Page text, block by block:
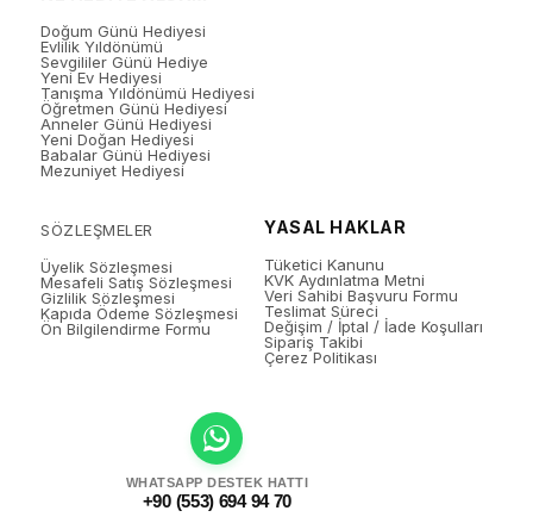
Doğum Günü Hediyesi
Evlilik Yıldönümü
Sevgililer Günü Hediye
Yeni Ev Hediyesi
Tanışma Yıldönümü Hediyesi
Öğretmen Günü Hediyesi
Anneler Günü Hediyesi
Yeni Doğan Hediyesi
Babalar Günü Hediyesi
Mezuniyet Hediyesi
SÖZLEŞMELER
Üyelik Sözleşmesi
Mesafeli Satış Sözleşmesi
Gizlilik Sözleşmesi
Kapıda Ödeme Sözleşmesi
Ön Bilgilendirme Formu
YASAL HAKLAR
Tüketici Kanunu
KVK Aydınlatma Metni
Veri Sahibi Başvuru Formu
Teslimat Süreci
Değişim / İptal / İade Koşulları
Sipariş Takibi
Çerez Politikası
WHATSAPP DESTEK HATTI
+90 (553) 694 94 70